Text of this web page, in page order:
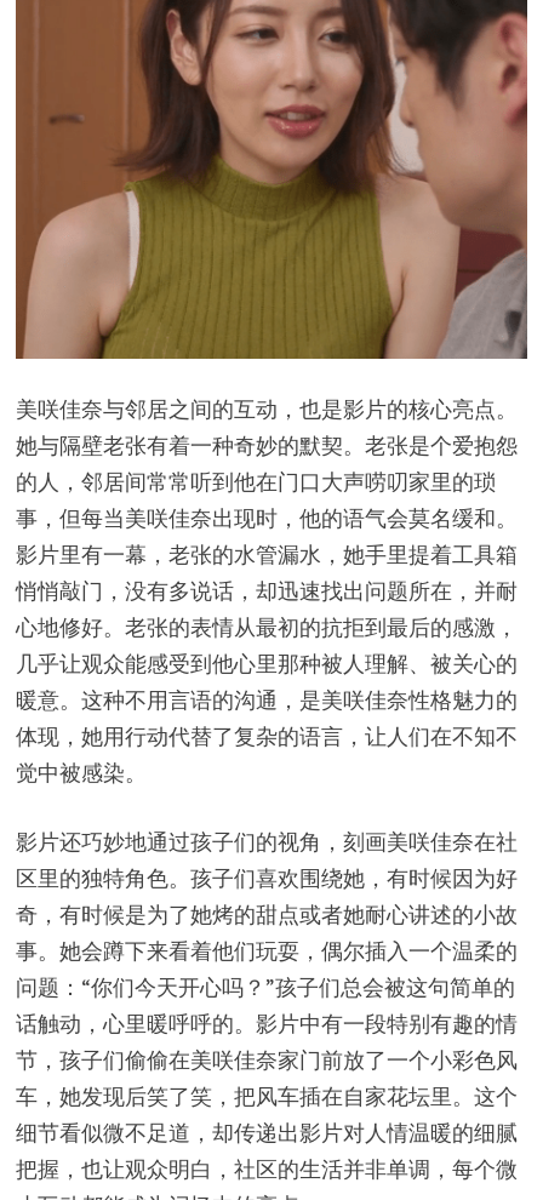
美咲佳奈与邻居之间的互动，也是影片的核心亮点。
她与隔壁老张有着一种奇妙的默契。老张是个爱抱怨
的人，邻居间常常听到他在门口大声唠叨家里的琐
事，但每当美咲佳奈出现时，他的语气会莫名缓和。
影片里有一幕，老张的水管漏水，她手里提着工具箱
悄悄敲门，没有多说话，却迅速找出问题所在，并耐
心地修好。老张的表情从最初的抗拒到最后的感激，
几乎让观众能感受到他心里那种被人理解、被关心的
暖意。这种不用言语的沟通，是美咲佳奈性格魅力的
体现，她用行动代替了复杂的语言，让人们在不知不
觉中被感染。
影片还巧妙地通过孩子们的视角，刻画美咲佳奈在社
区里的独特角色。孩子们喜欢围绕她，有时候因为好
奇，有时候是为了她烤的甜点或者她耐心讲述的小故
事。她会蹲下来看着他们玩耍，偶尔插入一个温柔的
问题：“你们今天开心吗？”孩子们总会被这句简单的
话触动，心里暖呼呼的。影片中有一段特别有趣的情
节，孩子们偷偷在美咲佳奈家门前放了一个小彩色风
车，她发现后笑了笑，把风车插在自家花坛里。这个
细节看似微不足道，却传递出影片对人情温暖的细腻
把握，也让观众明白，社区的生活并非单调，每个微